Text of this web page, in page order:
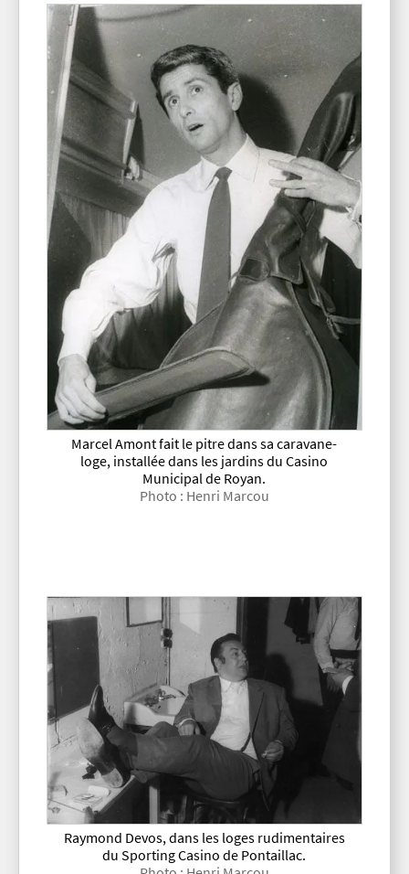
Marcel Amont fait le pitre dans sa caravane-
loge, installée dans les jardins du Casino
Municipal de Royan.
Photo : Henri Marcou
Raymond Devos, dans les loges rudimentaires
du Sporting Casino de Pontaillac.